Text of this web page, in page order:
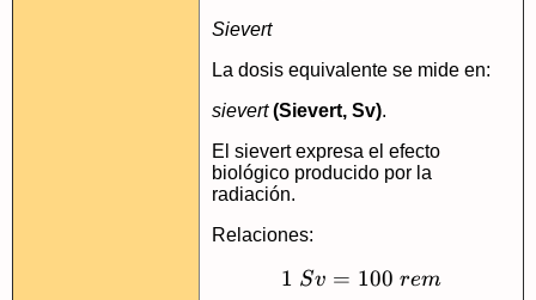
Sievert
La dosis equivalente se mide en:
sievert (Sievert, Sv).
El sievert expresa el efecto
biológico producido por la
radiación.
Relaciones:
1\ Sv = 100\ rem
1 Sv = 100 rem